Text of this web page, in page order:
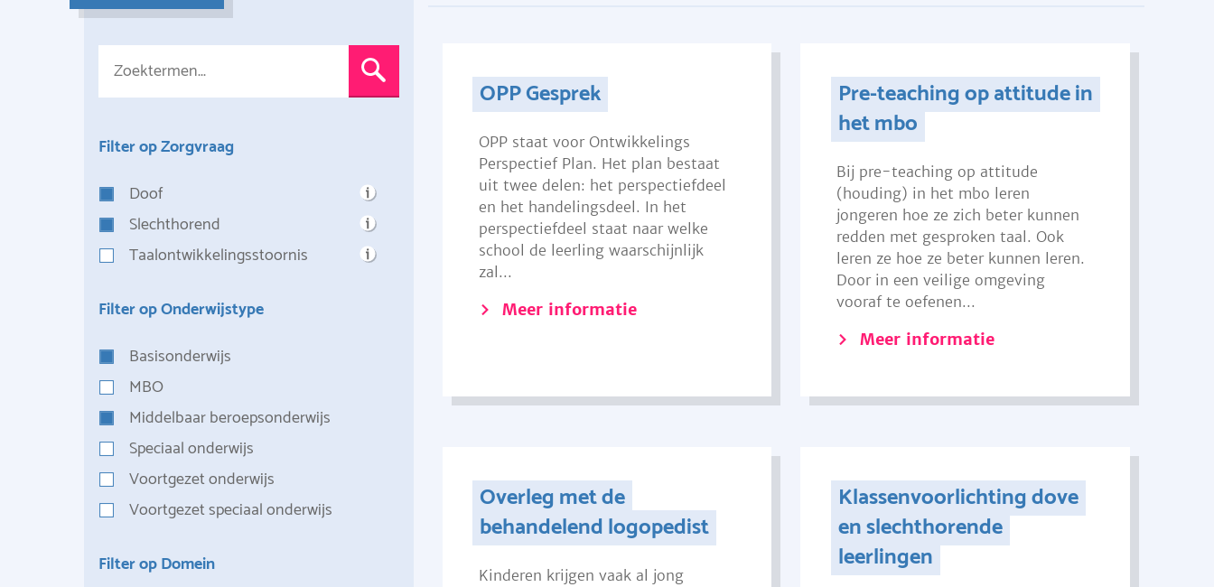
Filter op Zorgvraag
Doof
Slechthorend
Taalontwikkelingsstoornis
Filter op Onderwijstype
Basisonderwijs
MBO
Middelbaar beroepsonderwijs
Speciaal onderwijs
Voortgezet onderwijs
Voortgezet speciaal onderwijs
Filter op Domein
OPP Gesprek
OPP staat voor Ontwikkelings
Perspectief Plan. Het plan bestaat
uit twee delen: het perspectiefdeel
en het handelingsdeel. In het
perspectiefdeel staat naar welke
school de leerling waarschijnlijk
zal...
Meer informatie
Pre-teaching op attitude in
het mbo
Bij pre-teaching op attitude
(houding) in het mbo leren
jongeren hoe ze zich beter kunnen
redden met gesproken taal. Ook
leren ze hoe ze beter kunnen leren.
Door in een veilige omgeving
vooraf te oefenen...
Meer informatie
Overleg met de
behandelend logopedist
Kinderen krijgen vaak al jong
Klassenvoorlichting dove
en slechthorende
leerlingen